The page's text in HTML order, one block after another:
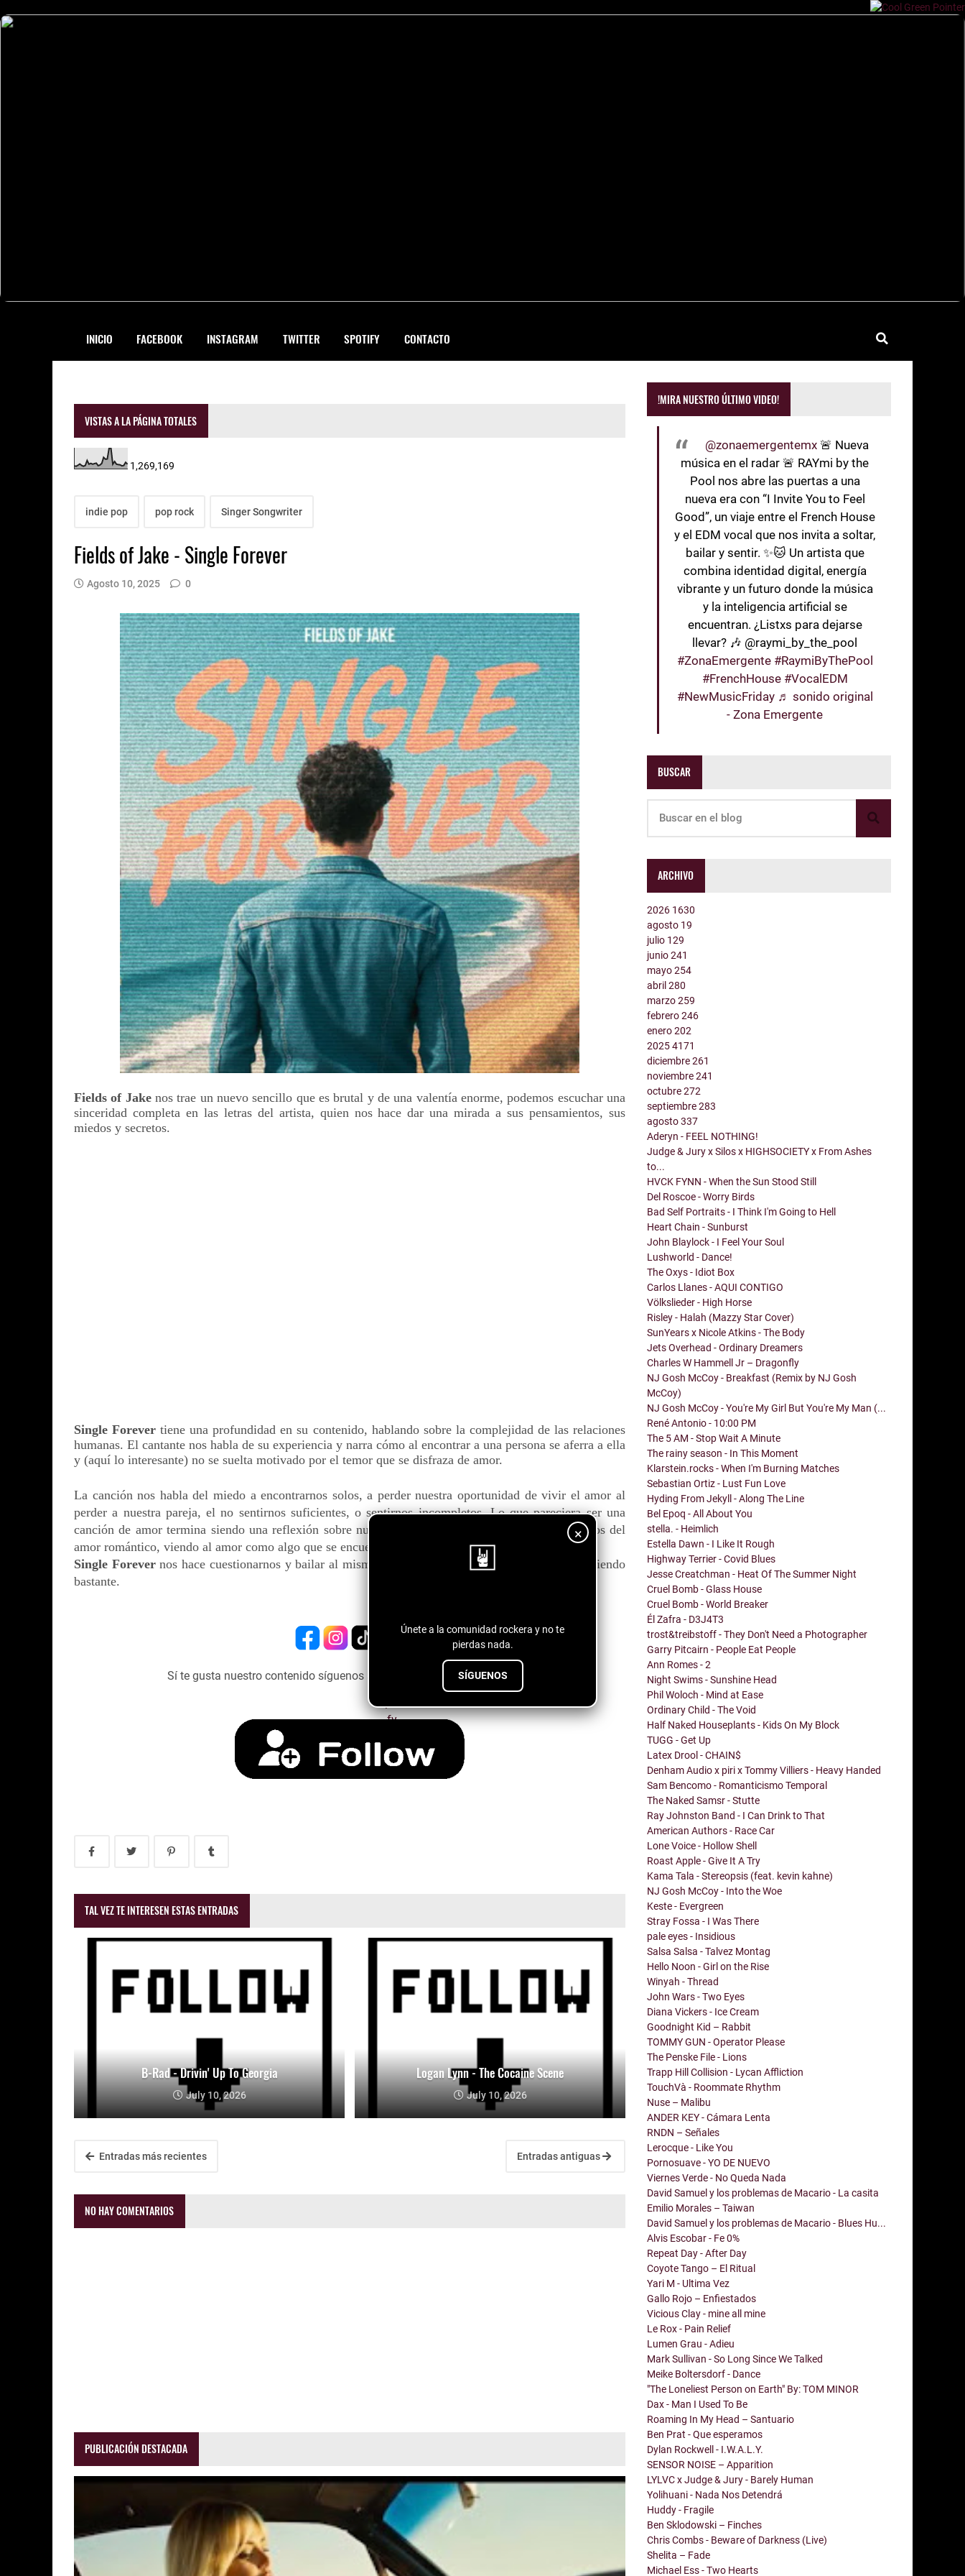
INICIO FACEBOOK INSTAGRAM TWITTER SPOTIFY CONTACTO
×
Únete a la comunidad rockera y no te
pierdas nada.
SÍGUENOS
VISTAS A LA PÁGINA TOTALES
1,269,169
indie pop pop rock Singer Songwriter
Fields of Jake - Single Forever
Agosto 10, 2025 0
Fields of Jakenos trae un nuevo sencillo que es brutal y de una valentía enorme, podemos escuchar una
sinceridad completa en las letras del artista, quien nos hace dar una mirada a sus pensamientos, sus
miedos y secretos.
Single Forevertiene una profundidad en su contenido, hablando sobre la complejidad de las relaciones
humanas. El cantante nos habla de su experiencia y narra cómo al encontrar a una persona se aferra a ella
y (aquí lo interesante) no se suelta motivado por el temor que se disfraza de amor.
La canción nos habla del miedo a encontrarnos solos, a perder nuestra oportunidad de vivir el amor al
perder a nuestra pareja, el no sentirnos suficientes, o sentirnos incompletos. Lo que pareciera ser una
canción de amor termina siendo una reflexión sobre nuestro apego y las concepciones que tenemos del
amor romántico, viendo al amor como algo que se encuentra en vez de algo que se construye.
Single Forevernos hace cuestionarnos y bailar al mismo tiempo, una canción increíble que recomiendo
bastante.
Sí te gusta nuestro contenido síguenos a través del siguiente botón ↓↓↓↓
TAL VEZ TE INTERESEN ESTAS ENTRADAS
B-Rad - Drivin' Up To Georgia
July 10, 2026
Logan Lynn - The Cocaine Scene
July 10, 2026
Entradas más recientes Entradas antiguas
NO HAY COMENTARIOS
PUBLICACIÓN DESTACADA
!MIRA NUESTRO ÚLTIMO VIDEO!
@zonaemergentemx 🚨 Nueva
música en el radar 🚨 RAYmi by the
Pool nos abre las puertas a una
nueva era con “I Invite You to Feel
Good”, un viaje entre el French House
y el EDM vocal que nos invita a soltar,
bailar y sentir. ✨🐱 Un artista que
combina identidad digital, energía
vibrante y un futuro donde la música
y la inteligencia artificial se
encuentran. ¿Listxs para dejarse
llevar? 🎶 @raymi_by_the_pool
#ZonaEmergente #RaymiByThePool
#FrenchHouse #VocalEDM
#NewMusicFriday ♬ sonido original
- Zona Emergente
BUSCAR
ARCHIVO
2026 1630
agosto 19
julio 129
junio241
mayo254
abril280
marzo259
febrero246
enero202
20254171
diciembre261
noviembre241
octubre272
septiembre283
agosto337
Aderyn - FEEL NOTHING!
Judge & Jury x Silos x HIGHSOCIETY x From Ashes
to...
HVCK FYNN - When the Sun Stood Still
Del Roscoe - Worry Birds
Bad Self Portraits - I Think I'm Going to Hell
Heart Chain - Sunburst
John Blaylock - I Feel Your Soul
Lushworld - Dance!
The Oxys - Idiot Box
Carlos Llanes - AQUI CONTIGO
Völkslieder - High Horse
Risley - Halah (Mazzy Star Cover)
SunYears x Nicole Atkins - The Body
Jets Overhead - Ordinary Dreamers
Charles W Hammell Jr – Dragonfly
NJ Gosh McCoy - Breakfast (Remix by NJ Gosh
McCoy)
NJ Gosh McCoy - You're My Girl But You're My Man (...
René Antonio - 10:00 PM
The 5 AM - Stop Wait A Minute
The rainy season - In This Moment
Klarstein.rocks - When I'm Burning Matches
Sebastian Ortiz - Lust Fun Love
Hyding From Jekyll - Along The Line
Bel Epoq - All About You
stella. - Heimlich
Estella Dawn - I Like It Rough
Highway Terrier - Covid Blues
Jesse Creatchman - Heat Of The Summer Night
Cruel Bomb - Glass House
Cruel Bomb - World Breaker
Él Zafra - D3J4T3
trost&treibstoff - They Don't Need a Photographer
Garry Pitcairn - People Eat People
Ann Romes - 2
Night Swims - Sunshine Head
Phil Woloch - Mind at Ease
Ordinary Child - The Void
Half Naked Houseplants - Kids On My Block
TUGG - Get Up
Latex Drool - CHAIN$
Denham Audio x piri x Tommy Villiers - Heavy Handed
Sam Bencomo - Romanticismo Temporal
The Naked Samsr - Stutte
Ray Johnston Band - I Can Drink to That
American Authors - Race Car
Lone Voice - Hollow Shell
Roast Apple - Give It A Try
Kama Tala - Stereopsis (feat. kevin kahne)
NJ Gosh McCoy - Into the Woe
Keste - Evergreen
Stray Fossa - I Was There
pale eyes - Insidious
Salsa Salsa - Talvez Montag
Hello Noon - Girl on the Rise
Winyah - Thread
John Wars - Two Eyes
Diana Vickers - Ice Cream
Goodnight Kid – Rabbit
TOMMY GUN - Operator Please
The Penske File - Lions
Trapp Hill Collision - Lycan Affliction
TouchVà - Roommate Rhythm
Nuse – Malibu
ANDER KEY - Cámara Lenta
RNDN – Señales
Lerocque - Like You
Pornosuave - YO DE NUEVO
Viernes Verde - No Queda Nada
David Samuel y los problemas de Macario - La casita
Emilio Morales – Taiwan
David Samuel y los problemas de Macario - Blues Hu...
Alvis Escobar - Fe 0%
Repeat Day - After Day
Coyote Tango – El Ritual
Yari M - Ultima Vez
Gallo Rojo – Enfiestados
Vicious Clay - mine all mine
Le Rox - Pain Relief
Lumen Grau - Adieu
Mark Sullivan - So Long Since We Talked
Meike Boltersdorf - Dance
"The Loneliest Person on Earth" By: TOM MINOR
Dax - Man I Used To Be
Roaming In My Head – Santuario
Ben Prat - Que esperamos
Dylan Rockwell - I.W.A.L.Y.
SENSOR NOISE – Apparition
LYLVC x Judge & Jury - Barely Human
Yolihuani - Nada Nos Detendrá
Huddy - Fragile
Ben Sklodowski – Finches
Chris Combs - Beware of Darkness (Live)
Shelita – Fade
Michael Ess - Two Hearts